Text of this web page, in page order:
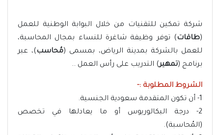
شركة تمكين للتقنيات من خلال البوابة الوطنية للعمل
(طاقات) توفر وظيفة شاغرة للنساء بمجال المحاسبة،
للعمل بالشركة بمدينة الرياض، بمسمى (مُحاسب)، عبر
برنامج (تمهير) التدريب على رأس العمل ..
الشروط المطلوبة :-
1- أن تكون المتقدمة سعودية الجنسية.
2- درجة البكالوريوس أو ما يعادلها في تخصص
(المُحاسبة).